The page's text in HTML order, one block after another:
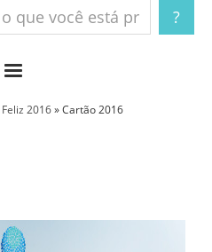
Feliz 2016»Cartão 2016